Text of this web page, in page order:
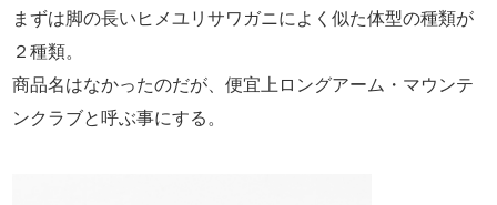
まずは脚の長いヒメユリサワガニによく似た体型の種類が
２種類。
商品名はなかったのだが、便宜上ロングアーム・マウンテ
ンクラブと呼ぶ事にする。